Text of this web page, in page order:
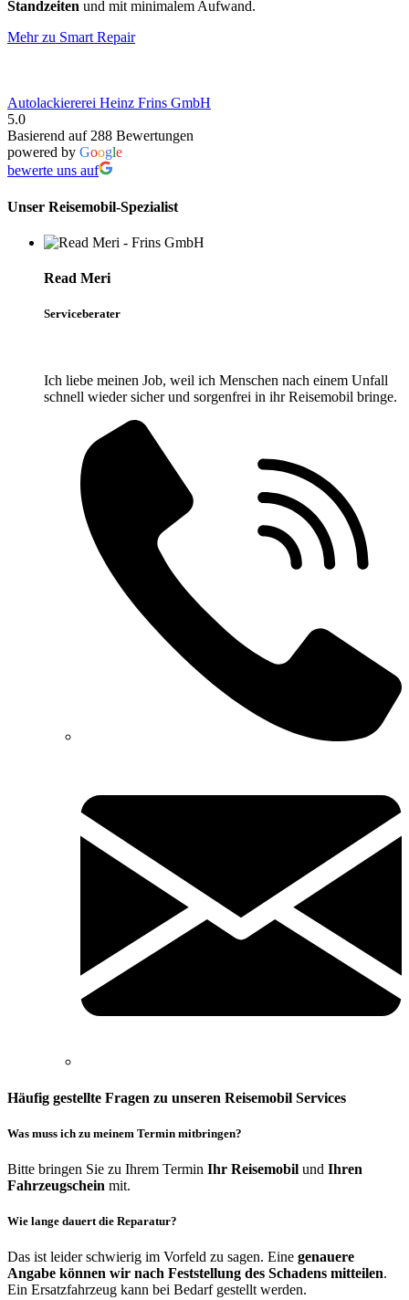
Standzeiten und mit minimalem Aufwand.
Mehr zu Smart Repair
Autolackiererei Heinz Frins GmbH
5.0
Basierend auf 288 Bewertungen
powered by Google
bewerte uns auf
Unser Reisemobil-Spezialist
Read Meri
Serviceberater
Ich liebe meinen Job, weil ich Menschen nach einem Unfall
schnell wieder sicher und sorgenfrei in ihr Reisemobil bringe.
Häufig gestellte Fragen zu unseren Reisemobil Services
Was muss ich zu meinem Termin mitbringen?
Bitte bringen Sie zu Ihrem Termin Ihr Reisemobil und Ihren
Fahrzeugschein mit.
Wie lange dauert die Reparatur?
Das ist leider schwierig im Vorfeld zu sagen. Eine genauere
Angabe können wir nach Feststellung des Schadens mitteilen.
Ein Ersatzfahrzeug kann bei Bedarf gestellt werden.